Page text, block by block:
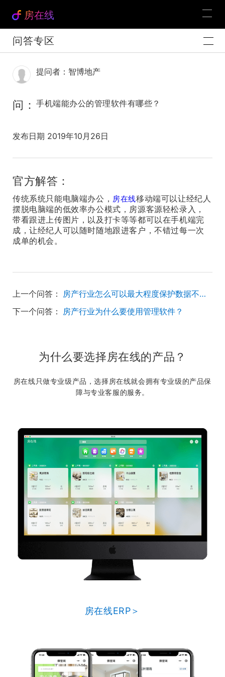
房在线
问答专区
提问者：智博地产
问： 手机端能办公的管理软件有哪些？
发布日期 2019年10月26日
官方解答：
传统系统只能电脑端办公， 房在线移动端可以让经纪人
摆脱电脑端的低效率办公模式，房源客源轻松录入，
带看跟进上传图片，以及打卡等等都可以在手机端完
成，让经纪人可以随时随地跟进客户，不错过每一次
成单的机会。
上一个问答：
房产行业怎么可以最大程度保护数据不被泄露？
下一个问答： 房产行业为什么要使用管理软件？
为什么要选择房在线的产品？
房在线只做专业级产品，选择房在线就会拥有专业级的产品保
障与专业客服的服务。
房在线ERP＞